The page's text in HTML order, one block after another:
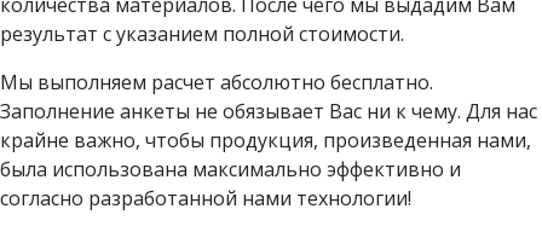
результат с указанием полной стоимости.
Мы выполняем расчет абсолютно бесплатно.
Заполнение анкеты не обязывает Вас ни к чему. Для нас
крайне важно, чтобы продукция, произведенная нами,
была использована максимально эффективно и
согласно разработанной нами технологии!